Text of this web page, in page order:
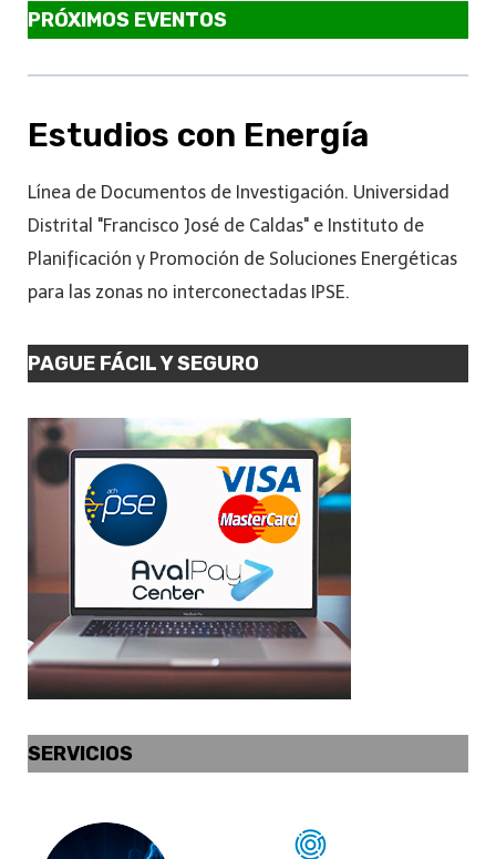
PRÓXIMOS EVENTOS
Estudios con Energía
Línea de Documentos de Investigación. Universidad
Distrital "Francisco José de Caldas" e Instituto de
Planificación y Promoción de Soluciones Energéticas
para las zonas no interconectadas IPSE.
PAGUE FÁCIL Y SEGURO
SERVICIOS